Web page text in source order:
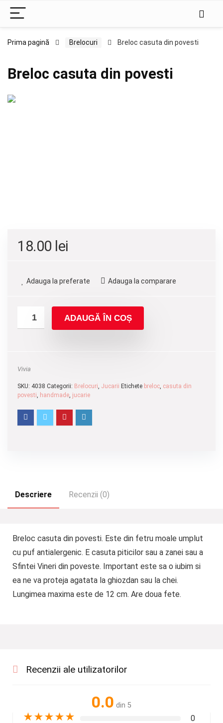
Prima pagină Brelocuri Breloc casuta din povesti
Breloc casuta din povesti
18.00 lei
Adauga la preferate Adauga la comparare
ADAUGĂ ÎN COȘ
Vivia
SKU: 4038 Categorii: Brelocuri, Jucarii Etichete breloc, casuta din
povesti, handmade, jucarie
Descriere Recenzii (0)
Breloc casuta din povesti. Este din fetru moale umplut
cu puf antialergenic. E casuta piticilor sau a zanei sau a
Sfintei Vineri din poveste. Important este sa o iubim si
ea ne va proteja agatata la ghiozdan sau la chei.
Lungimea maxima este de 12 cm. Are doua fete.
Recenzii ale utilizatorilor
0.0 din 5
★★★★★ 0